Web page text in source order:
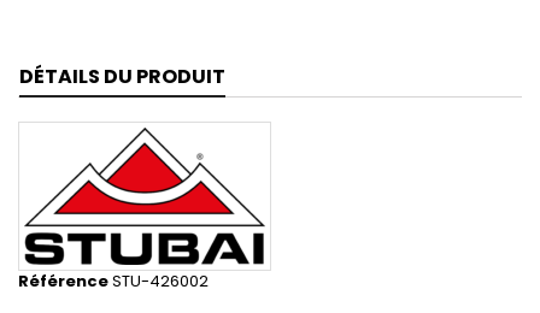
DÉTAILS DU PRODUIT
RéférenceSTU-426002